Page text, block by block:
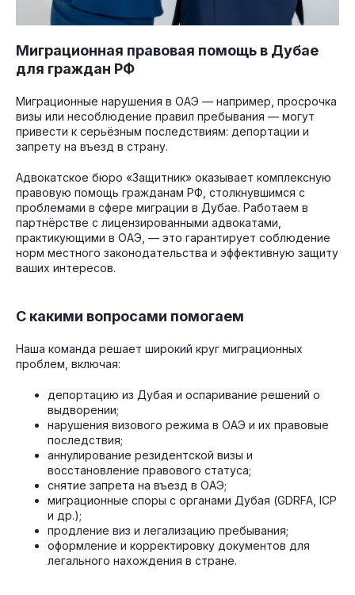
Миграционная правовая помощь в Дубае
для граждан РФ
Миграционные нарушения в ОАЭ — например, просрочка
визы или несоблюдение правил пребывания — могут
привести к серьёзным последствиям: депортации и
запрету на въезд в страну.
Адвокатское бюро «Защитник» оказывает комплексную
правовую помощь гражданам РФ, столкнувшимся с
проблемами в сфере миграции в Дубае. Работаем в
партнёрстве с лицензированными адвокатами,
практикующими в ОАЭ, — это гарантирует соблюдение
норм местного законодательства и эффективную защиту
ваших интересов.
С какими вопросами помогаем
Наша команда решает широкий круг миграционных
проблем, включая:
депортацию из Дубая и оспаривание решений о
выдворении;
нарушения визового режима в ОАЭ и их правовые
последствия;
аннулирование резидентской визы и
восстановление правового статуса;
снятие запрета на въезд в ОАЭ;
миграционные споры с органами Дубая (GDRFA, ICP
и др.);
продление виз и легализацию пребывания;
оформление и корректировку документов для
легального нахождения в стране.